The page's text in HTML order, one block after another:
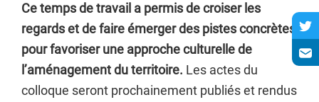
Ce temps de travail a permis de croiser les
regards et de faire émerger des pistes concrètes
pour favoriser une approche culturelle de
l’aménagement du territoire. Les actes du
colloque seront prochainement publiés et rendus